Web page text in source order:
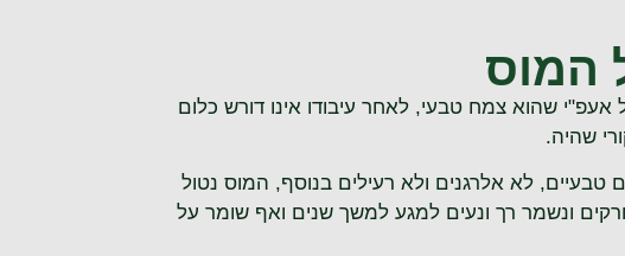
המוס
אעפ"י שהוא צמח טבעי, לאחר עיבודו אינו דורש כלום
שהיה.
טבעיים, לא אלרגנים ולא רעילים בנוסף, המוס נטול
ונשמר רך ונעים למגע למשך שנים ואף שומר על